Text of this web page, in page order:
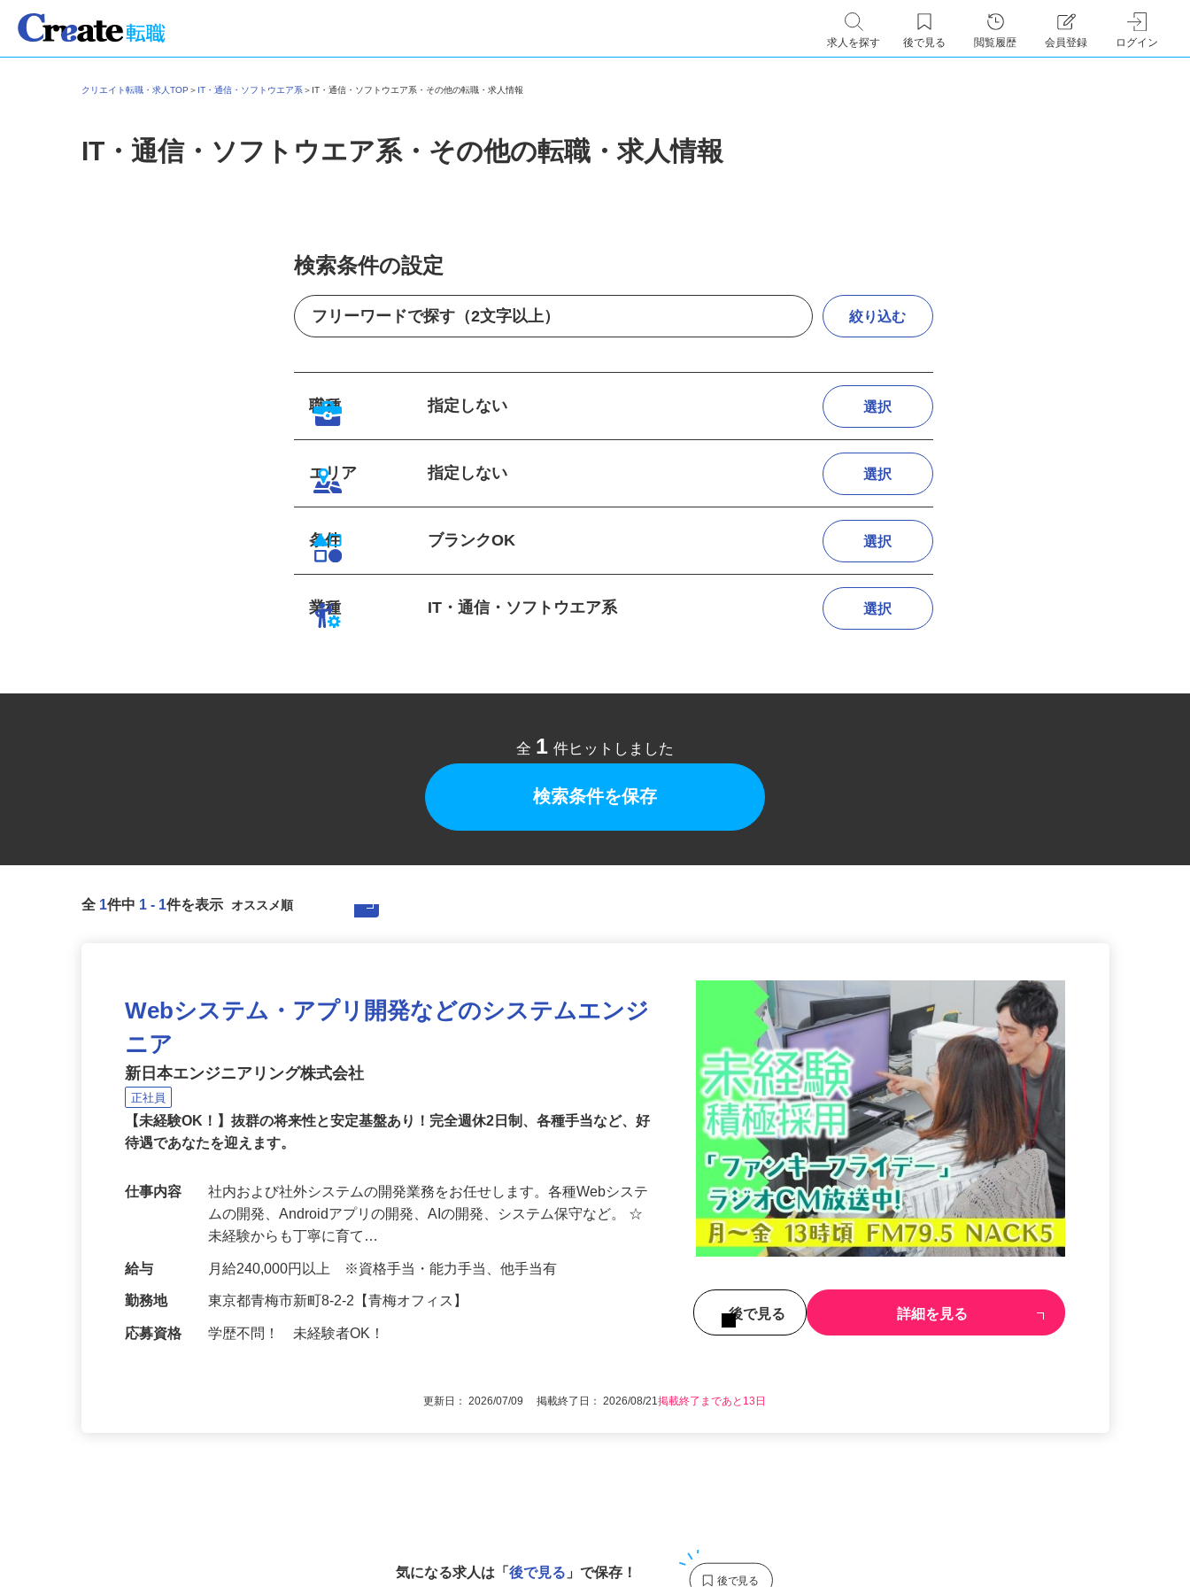
求人を探す 後で見る 閲覧履歴 会員登録 ログイン
クリエイト転職・求人TOP＞ IT・通信・ソフトウエア系＞IT・通信・ソフトウエア系・その他の転職・求人情報
IT・通信・ソフトウエア系・その他の転職・求人情報
検索条件の設定
絞り込む
職種 指定しない 選択
エリア 指定しない 選択
条件 ブランクOK 選択
業種 IT・通信・ソフトウエア系 選択
全1件ヒットしました
検索条件を保存
Webシステム・アプリ開発などのシステムエンジ
ニア
新日本エンジニアリング株式会社
正社員
【未経験OK！】抜群の将来性と安定基盤あり！完全週休2日制、各種手当など、好
社内および社外システムの開発業務をお任せします。各種Webシステ
ムの開発、Androidアプリの開発、AIの開発、システム保守など。 ☆
勤務地 東京都青梅市新町8-2-2【青梅オフィス】
後で見る 詳細を見る